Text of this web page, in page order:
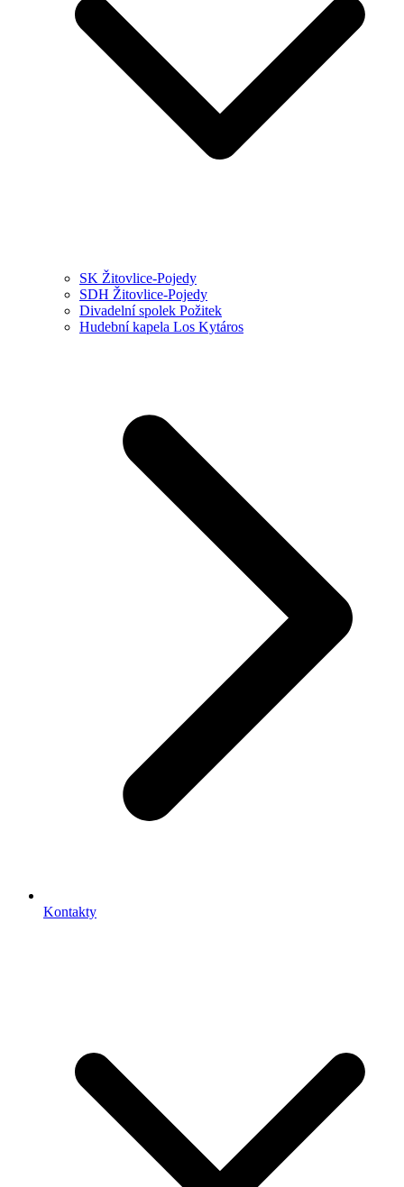
SK Žitovlice-Pojedy
SDH Žitovlice-Pojedy
Divadelní spolek Požitek
Hudební kapela Los Kytáros
Kontakty